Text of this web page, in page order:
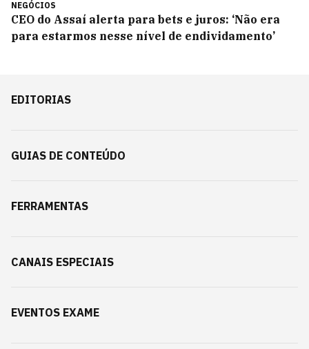
NEGÓCIOS
CEO do Assaí alerta para bets e juros: ‘Não era
para estarmos nesse nível de endividamento’
EDITORIAS
GUIAS DE CONTEÚDO
FERRAMENTAS
CANAIS ESPECIAIS
EVENTOS EXAME